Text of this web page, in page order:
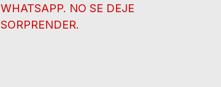
WHATSAPP. NO SE DEJE
SORPRENDER.